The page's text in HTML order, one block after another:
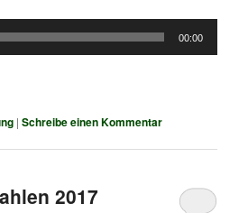
00:00
|Schreibe einen Kommentar
2017